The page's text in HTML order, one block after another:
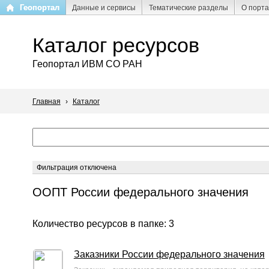
Перейти
содержанию
Геопортал Данные и сервисы Тематические разделы О
Каталог ресурсов
Геопортал ИВМ СО РАН
Главная › Каталог
Фильтрация отключена
ООПТ России федерального значения
Количество ресурсов в папке: 3
Заказники России федерального значения